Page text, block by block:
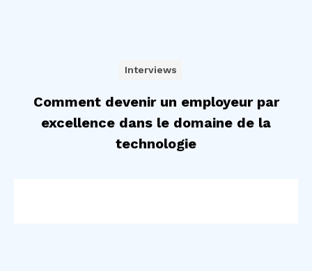
Interviews
Comment devenir un employeur par
excellence dans le domaine de la
technologie